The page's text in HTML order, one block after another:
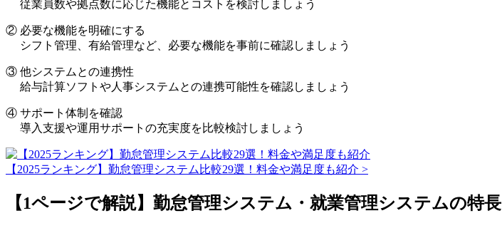
従業員数や拠点数に応じた機能とコストを検討しましょう
② 必要な機能を明確にする
シフト管理、有給管理など、必要な機能を事前に確認しましょう
③ 他システムとの連携性
給与計算ソフトや人事システムとの連携可能性を確認しましょう
④ サポート体制を確認
導入支援や運用サポートの充実度を比較検討しましょう
【2025ランキング】勤怠管理システム比較29選！料金や満足度も紹介 >
【1ページで解説】勤怠管理システム・就業管理システムの特長